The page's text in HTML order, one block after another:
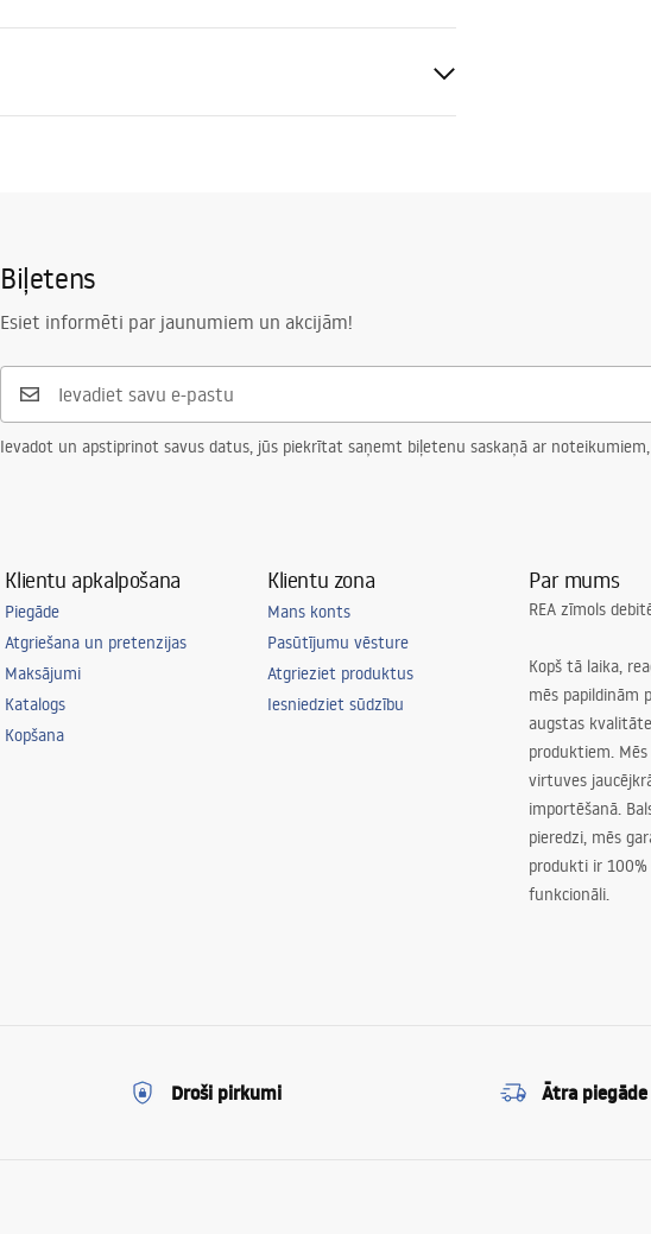
Tips T
120 mēneši tērauda konstrukcijai, 24
Biļetens
Esiet informēti par jaunumiem un akcijām!
Ievadot un apstiprinot savus datus, jūs piekrītat saņemt biļetenu saskaņā ar
Klientu apkalpošana
Piegāde
Atgriešana un pretenzijas
Maksājumi
Katalogs
Kopšana
Klientu zona
Mans konts
Pasūtījumu vēsture
Atgrieziet produktus
Iesniedziet sūdzību
Par mums
REA zīmols
Kopš tā laika,
mēs papildinām
augstas
produktiem.
virtuves
importēšanā.
pieredzi, mēs
produkti ir
funkcionāli.
Droši pirkumi Ātra piegāde